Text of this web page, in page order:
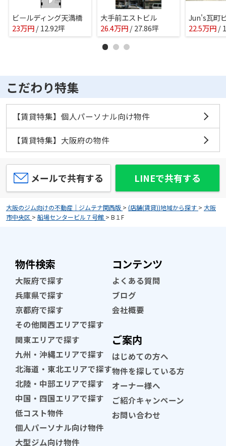
ビールディング天満橋
23万円/ 12.92坪
大手前エストビル
26.4万円/ 27.86坪
Jun's瓦町
22.5万円/
こだわり特集
【賃貸特集】個人パーソナル向け物件
【賃貸特集】大阪府の物件
メールで共有する LINEで共有する
大阪のジム向けの不動産｜ジムテナ関西版 > (店舗(賃貸))地域から探す > 大阪
市中央区 > 船場センタービル７号館 > B１F
物件検索
大阪府で探す
兵庫県で探す
京都府で探す
その他関西エリアで探す
関東エリアで探す
九州・沖縄エリアで探す
北海道・東北エリアで探す
北陸・中部エリアで探す
中国・四国エリアで探す
低コスト物件
個人パーソナル向け物件
大型ジム向け物件
コンテンツ
よくある質問
ブログ
会社概要
ご案内
はじめての方へ
物件を探している方
オーナー様へ
ご紹介キャンペーン
お問い合わせ